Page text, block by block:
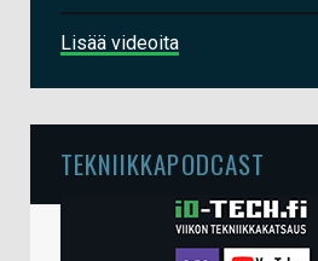
Lisää videoita
TEKNIIKKAPODCAST